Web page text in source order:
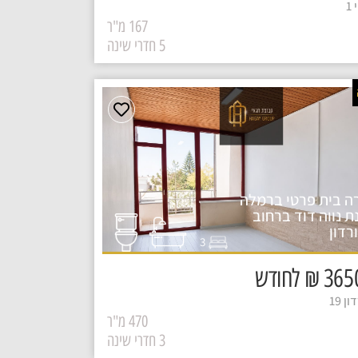
167 מ"ר
5 חדרי שינה
בית פרטי ברמלה
נווה דוד ברחוב
3
לחודש
19
470 מ"ר
3 חדרי שינה